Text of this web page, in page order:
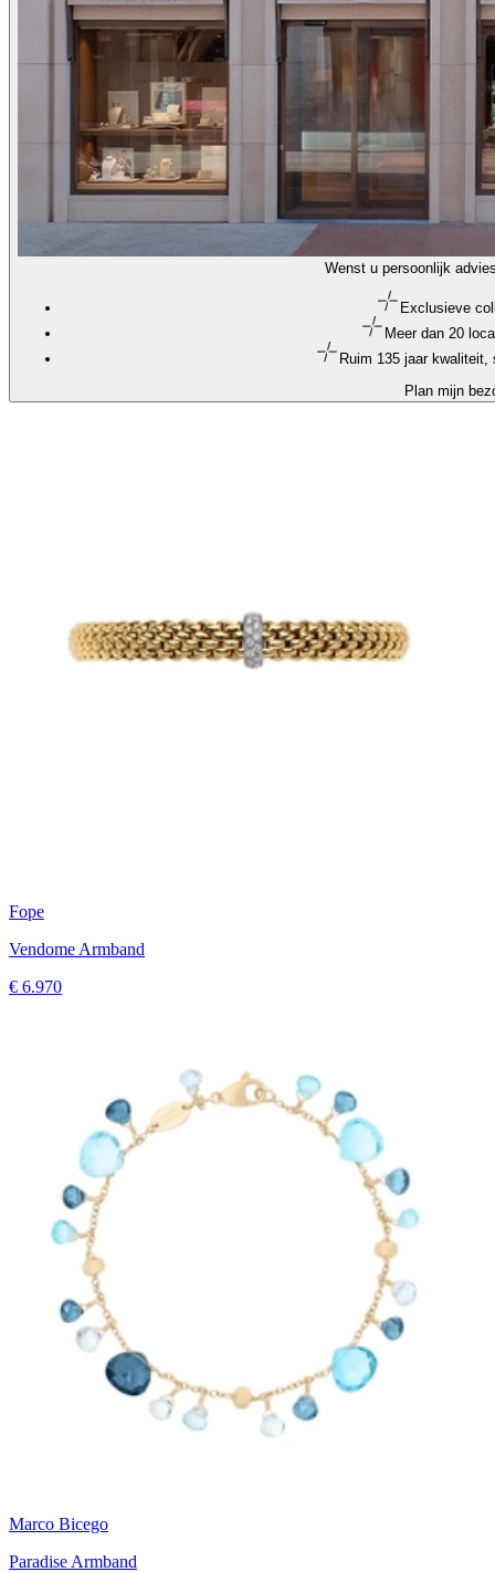
Wenst u persoonlijk
Exclusieve
Meer dan 20
Ruim 135 jaar
Plan mijn
Fope
Vendome Armband
€ 6.970
Marco Bicego
Paradise Armband